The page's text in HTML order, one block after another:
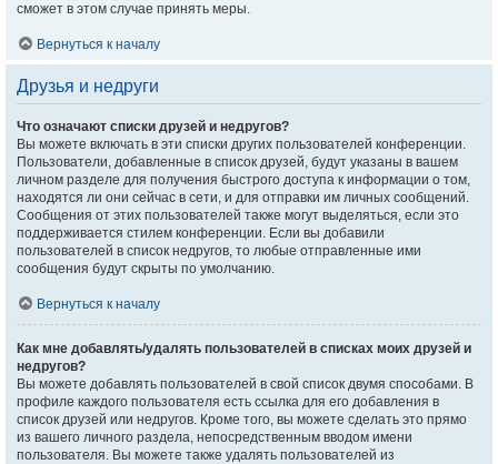
сможет в этом случае принять меры.
Вернуться к началу
Друзья и недруги
Что означают списки друзей и недругов?
Вы можете включать в эти списки других пользователей конференции.
Пользователи, добавленные в список друзей, будут указаны в вашем
личном разделе для получения быстрого доступа к информации о том,
находятся ли они сейчас в сети, и для отправки им личных сообщений.
Сообщения от этих пользователей также могут выделяться, если это
поддерживается стилем конференции. Если вы добавили
пользователей в список недругов, то любые отправленные ими
сообщения будут скрыты по умолчанию.
Вернуться к началу
Как мне добавлять/удалять пользователей в списках моих друзей и
недругов?
Вы можете добавлять пользователей в свой список двумя способами. В
профиле каждого пользователя есть ссылка для его добавления в
список друзей или недругов. Кроме того, вы можете сделать это прямо
из вашего личного раздела, непосредственным вводом имени
пользователя. Вы можете также удалять пользователей из